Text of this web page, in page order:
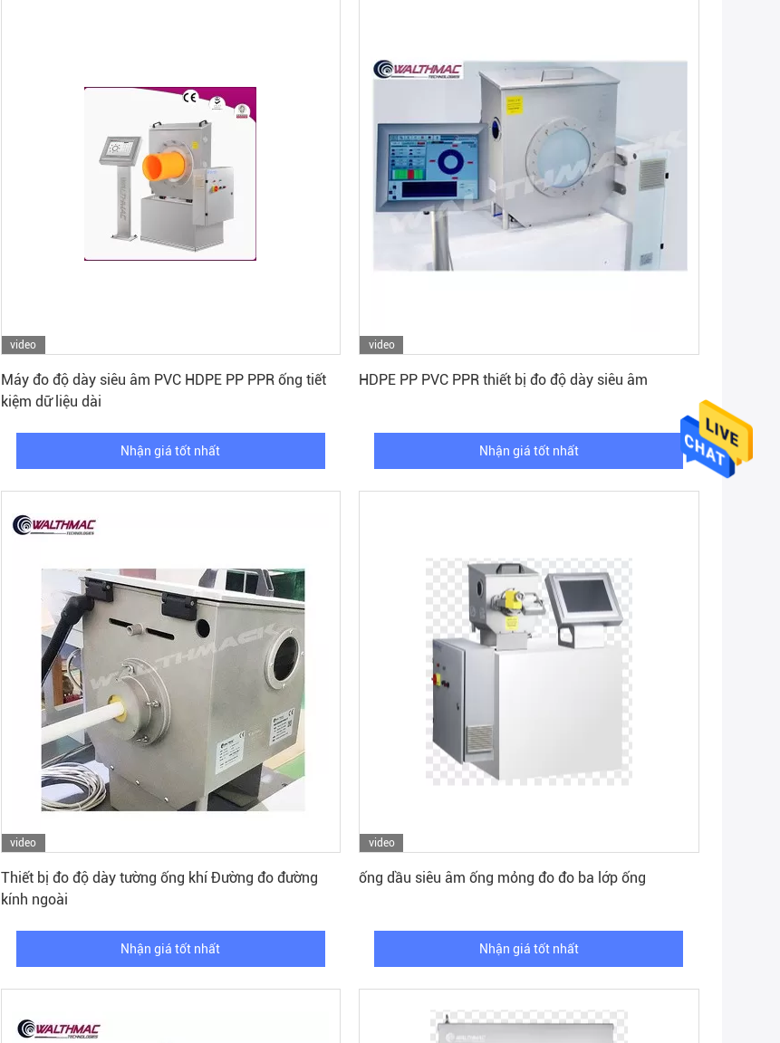
video
Máy đo độ dày siêu âm PVC HDPE PP PPR ống tiết
kiệm dữ liệu dài
Nhận giá tốt nhất
video
HDPE PP PVC PPR thiết bị đo độ dày siêu âm
Nhận giá tốt nhất
video
Thiết bị đo độ dày tường ống khí Đường đo đường
kính ngoài
Nhận giá tốt nhất
video
ống dầu siêu âm ống mỏng đo đo ba lớp ống
Nhận giá tốt nhất